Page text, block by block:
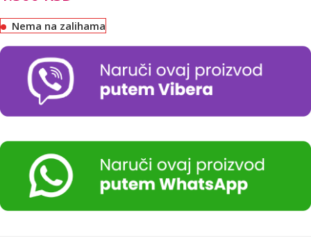
Nema na zalihama